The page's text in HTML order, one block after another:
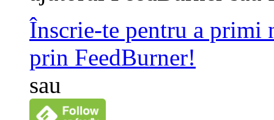
Înscrie-te pentru a primi
prin FeedBurner!
sau